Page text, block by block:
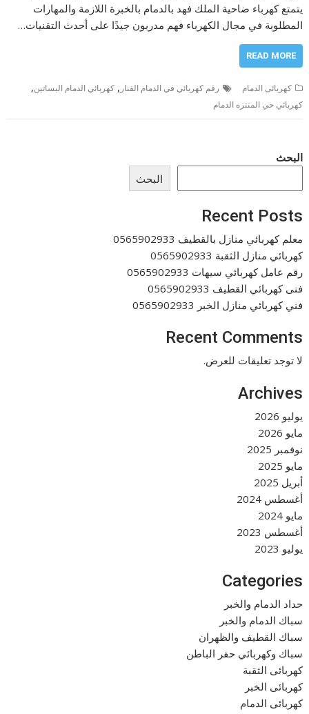
يتمتع كهرباء ضاحية الملك فهد بالدمام بالخبرة اللازمة والمهارات
المطلوبة في مجال الكهرباء فهم مدربون جيدًا على أحدث التقنيات…
READ MORE
كهربائى الدمام رقم كهربائي في الدمام الفنار ,كهربائي الدمام البساتين,
كهربائي حي المنتزه الدمام
البحث
البحث
Recent Posts
معلم كهربائي منازل بالقطيف 0565902933
كهربائي منازل الثقبة 0565902933
رقم عامل كهربائي سيهات 0565902933
فنى كهربائي القطيف 0565902933
فني كهربائي منازل الخبر 0565902933
Recent Comments
لا توجد تعليقات للعرض.
Archives
يوليو 2026
مايو 2026
نوفمبر 2025
مايو 2025
أبريل 2025
أغسطس 2024
مايو 2024
أغسطس 2023
يوليو 2023
Categories
حداد الدمام والخبر
سباك الدمام والخبر
سباك القطيف والظهران
سباك وكهربائي حفر الباطن
كهربائى الثقبة
كهربائى الخبر
كهربائى الدمام